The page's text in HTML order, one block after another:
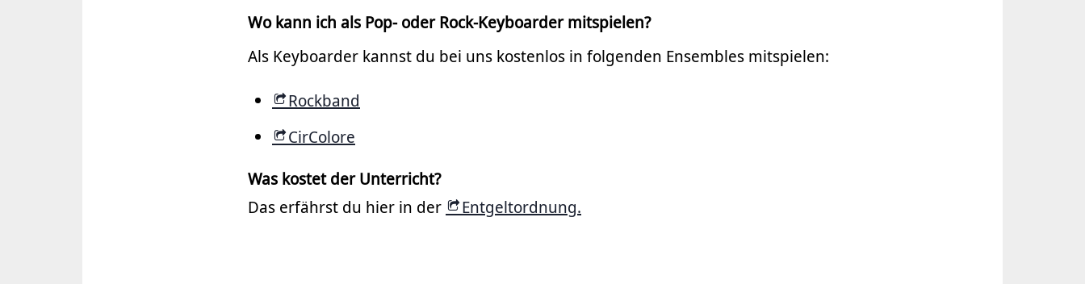
Wo kann ich als Pop- oder Rock-Keyboarder mitspielen?
Als Keyboarder kannst du bei uns kostenlos in folgenden Ensembles mitspielen:
Rockband
CirColore
Was kostet der Unterricht?
Das erfährst du hier in der
Entgeltordnung.